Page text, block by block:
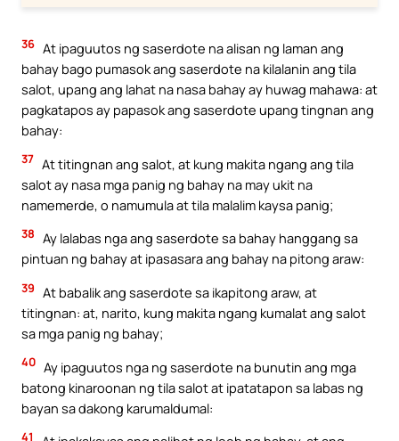
36 At ipaguutos ng saserdote na alisan ng laman ang
bahay bago pumasok ang saserdote na kilalanin ang tila
salot, upang ang lahat na nasa bahay ay huwag mahawa: at
pagkatapos ay papasok ang saserdote upang tingnan ang
bahay:
37 At titingnan ang salot, at kung makita ngang ang tila
salot ay nasa mga panig ng bahay na may ukit na
namemerde, o namumula at tila malalim kaysa panig;
38 Ay lalabas nga ang saserdote sa bahay hanggang sa
pintuan ng bahay at ipasasara ang bahay na pitong araw:
39 At babalik ang saserdote sa ikapitong araw, at
titingnan: at, narito, kung makita ngang kumalat ang salot
sa mga panig ng bahay;
40 Ay ipaguutos nga ng saserdote na bunutin ang mga
batong kinaroonan ng tila salot at ipatatapon sa labas ng
bayan sa dakong karumaldumal:
41